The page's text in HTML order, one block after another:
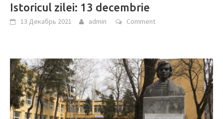
Istoricul zilei: 13 decembrie
13 Декабрь 2021 admin Comment